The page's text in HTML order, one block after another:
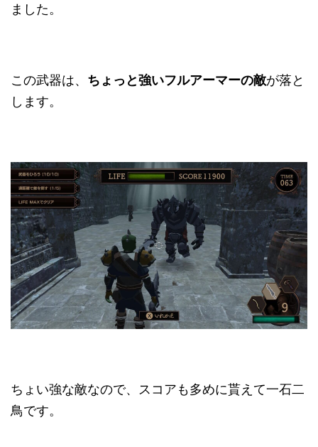
ました。
この武器は、 ちょっと強いフルアーマーの敵が落と
します。
ちょい強な敵なので、スコアも多めに貰えて一石二
鳥です。